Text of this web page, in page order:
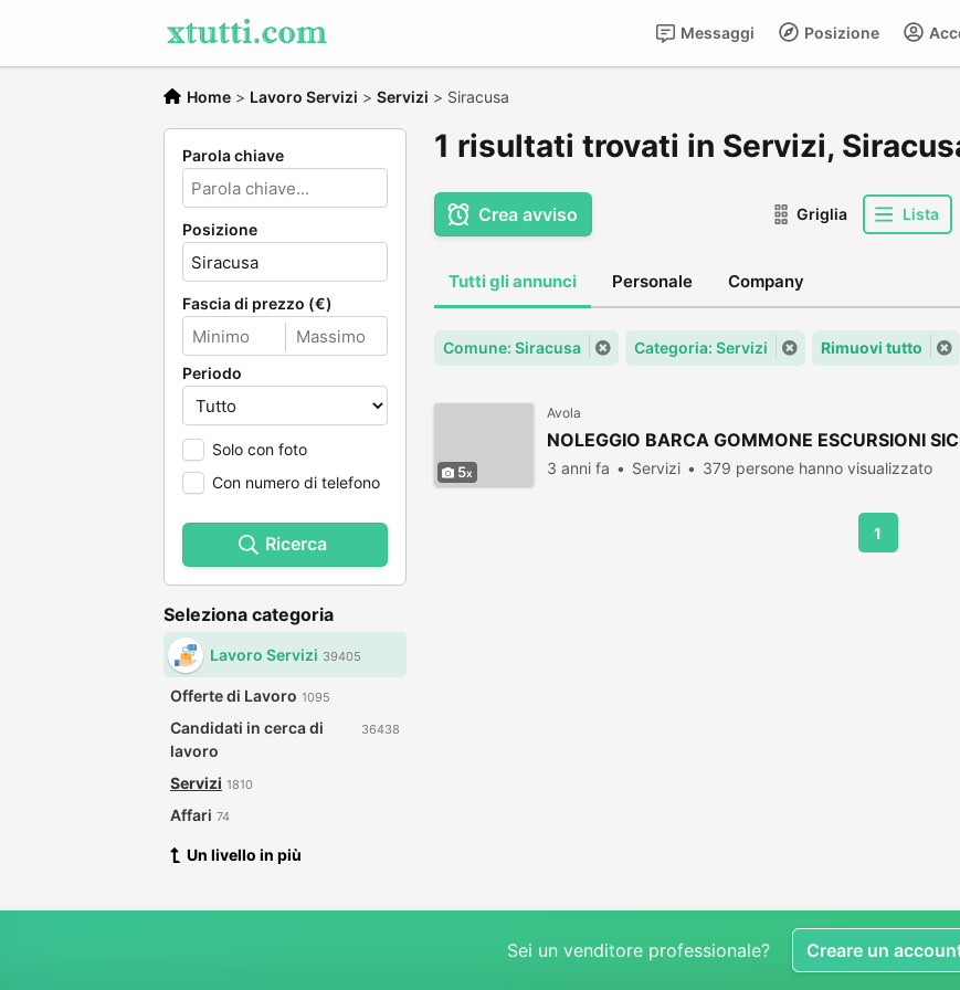
Posizione
Messaggi
Home > Lavoro Servizi > Servizi > Siracusa
Parola chiave
Posizione
Fascia di prezzo (€)
Periodo
Solo con foto
Con numero di telefono
Ricerca
Seleziona categoria
Lavoro Servizi 39405
Offerte di Lavoro 1095
Candidati in cerca di
lavoro
36438
Servizi 1810
Affari 74
Un livello in più
1 risultati trovati in Servizi,
Crea avviso Griglia Lista
Tutti gli annunci Personale Company
Comune: Siracusa Categoria: Servizi Rimuovi tutto
5
Avola
NOLEGGIO BARCA GOMMONE ESCURSIONI
3 anni fa Servizi 379 persone hanno visualizzato
1
Sei un venditore professionale? Creare un